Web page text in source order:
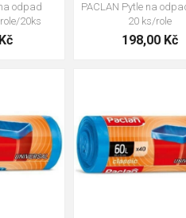
odpad
20ks
PACLAN Pytle na
20 ks/role
198,00 Kč